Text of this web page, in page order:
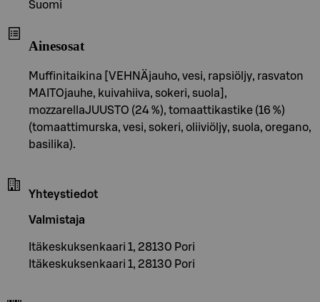
Suomi
Ainesosat
Muffinitaikina [VEHNÄjauho, vesi, rapsiöljy, rasvaton
MAITOjauhe, kuivahiiva, sokeri, suola],
mozzarellaJUUSTO (24 %), tomaattikastike (16 %)
(tomaattimurska, vesi, sokeri, oliiviöljy, suola, oregano,
basilika).
Yhteystiedot
Valmistaja
Itäkeskuksenkaari 1, 28130 Pori
Itäkeskuksenkaari 1, 28130 Pori